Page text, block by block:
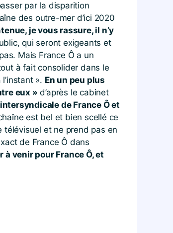
par la disparition
des outre-mer d’ici 2020
je vous rassure, il n’y
qui seront exigeants et
Mais France Ô a un
à fait consolider dans le
». En un peu plus
eux » d’après le cabinet
de France Ô et
est bel et bien scellé ce
télévisuel et ne prend pas en
de France Ô dans
venir pour France Ô, et